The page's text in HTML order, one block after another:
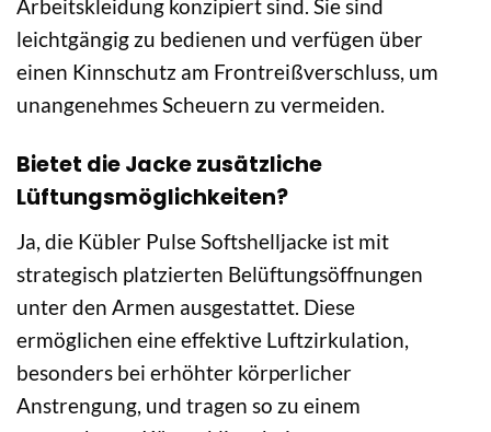
Arbeitskleidung konzipiert sind. Sie sind
leichtgängig zu bedienen und verfügen über
einen Kinnschutz am Frontreißverschluss, um
unangenehmes Scheuern zu vermeiden.
Bietet die Jacke zusätzliche
Lüftungsmöglichkeiten?
Ja, die Kübler Pulse Softshelljacke ist mit
strategisch platzierten Belüftungsöffnungen
unter den Armen ausgestattet. Diese
ermöglichen eine effektive Luftzirkulation,
besonders bei erhöhter körperlicher
Anstrengung, und tragen so zu einem